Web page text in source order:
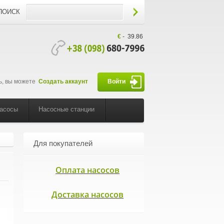
€- 39.86
вы можете Создать аккаунт Войти
Насосные станции
Для покупателей
Оплата насосов
Доставка насосов